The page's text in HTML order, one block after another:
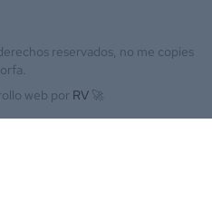
reservados, no me copies
web por RV 🚀